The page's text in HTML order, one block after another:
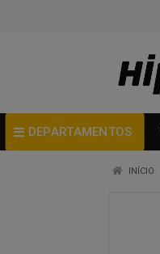
DEPARTAMENTOS
INÍCIO